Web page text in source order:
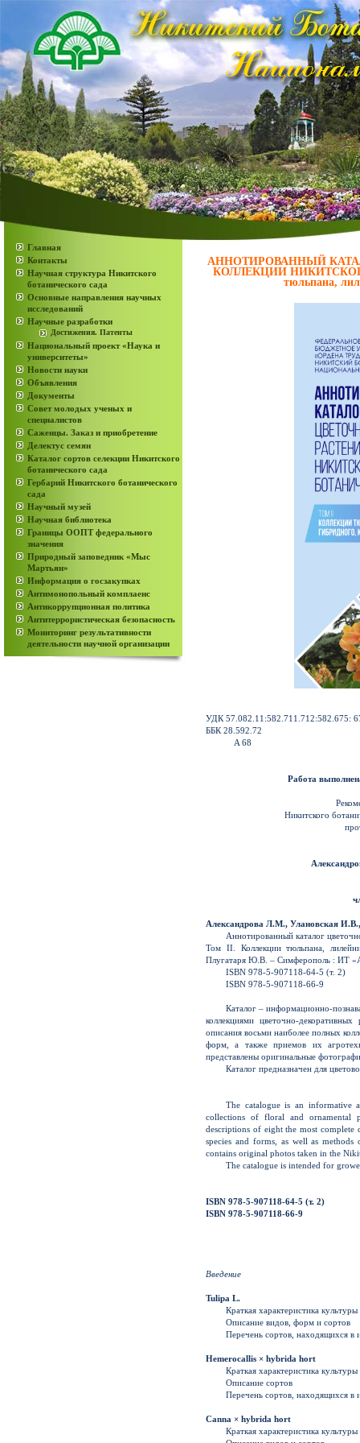
Главная
Контакты
Научная структура Никитского
ботанического сада
Основные направления научных
исследований
Научные разработки
Достижения. Патенты
Национальный проект «Наука и
университеты»
Новости науки
Объявления
Документы
Совет молодых ученых и
специалистов
Саженцы. Заказ и приобретение
Делектус семян
Каталог сортов селекции Никитского
ботанического сада
Гербарий Никитского ботанического
сада
Научный музей
Научная библиотека
Границы ООПТ федерального
значения
Природный заповедник «Мыс
Мартьян»
Информация о госзакупках
Антимонопольный комплаенс
Антикоррупционная политика
Антитеррористическая безопасность
Мониторинг результативности
деятельности научной организации
АННОТИРОВАННЫЙ
КОЛЛЕКЦИИ
тюльпана,
УДК 57.082.11:582.711.712:582.675:
ББК 28.592.72
A 68
Работа
Никитского
Александрова Л.М., Улановская
Аннотированный каталог
Том II. Коллекции тюльпана,
Плугатаря Ю.В. – Симферополь : ИТ
ISBN 978-5-907118-64-5 (т. 2)
ISBN 978-5-907118-66-9
Каталог – информационно-
коллекциями цветочно-
описания восьми наиболее полных
форм, а также приемов их
представлены оригинальные
Каталог предназначен для
The catalogue is an informative
collections of floral and ornamental
descriptions of eight the most
species and forms, as well as
contains original photos taken in the
The catalogue is intended for
ISBN 978-5-907118-64-5 (т. 2)
ISBN 978-5-907118-66-9
Введение
Tulipa L.
Краткая характеристика культуры
Описание видов, форм и сортов
Перечень сортов, находящихся в
Hemerocallis × hybrida hort
Краткая характеристика культуры
Описание сортов
Перечень сортов, находящихся в
Canna × hybrida hort
Краткая характеристика культуры